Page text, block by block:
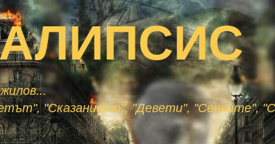
"Сказанието", "Девети", "Сенките",